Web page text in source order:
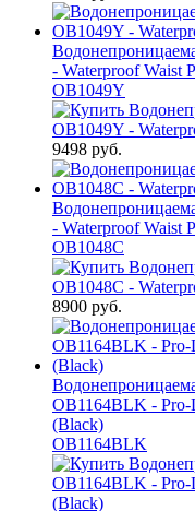
- Waterproof Waist
OB1049Y
9498 руб.
- Waterproof Waist
OB1048C
8900 руб.
OB1164BLK - Pro-
(Black)
OB1164BLK